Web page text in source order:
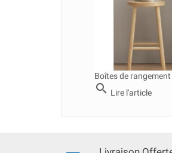
Boîtes de
search Lire l'article